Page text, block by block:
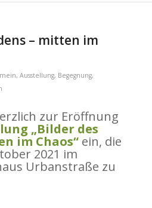
– mitten im
, Ausstellung, Begegnung,
zur Eröffnung
„Bilder des
im Chaos“ ein, die
2021 im
Urbanstraße zu